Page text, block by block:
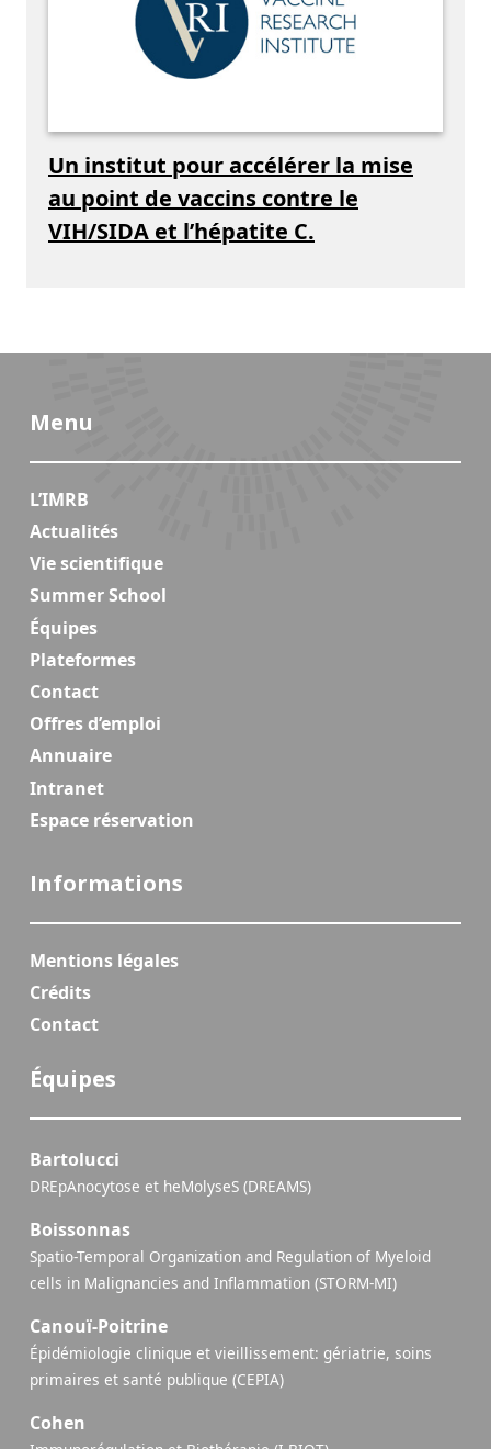
Un institut pour accélérer la mise
au point de vaccins contre le
VIH/SIDA et l’hépatite C.
Menu
L’IMRB
Actualités
Vie scientifique
Summer School
Équipes
Plateformes
Contact
Offres d’emploi
Annuaire
Intranet
Espace réservation
Informations
Mentions légales
Crédits
Contact
Équipes
Bartolucci
DREpAnocytose et heMolyseS (DREAMS)
Boissonnas
Spatio-Temporal Organization and Regulation of Myeloid
cells in Malignancies and Inflammation (STORM-MI)
Canouï-Poitrine
Épidémiologie clinique et vieillissement: gériatrie, soins
primaires et santé publique (CEPIA)
Cohen